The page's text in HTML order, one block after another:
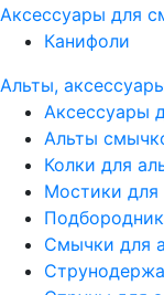
Аксессуары для
Канифоли
Альты,
Аксессуары
Альты
Колки для
Мостики для
Смычки для